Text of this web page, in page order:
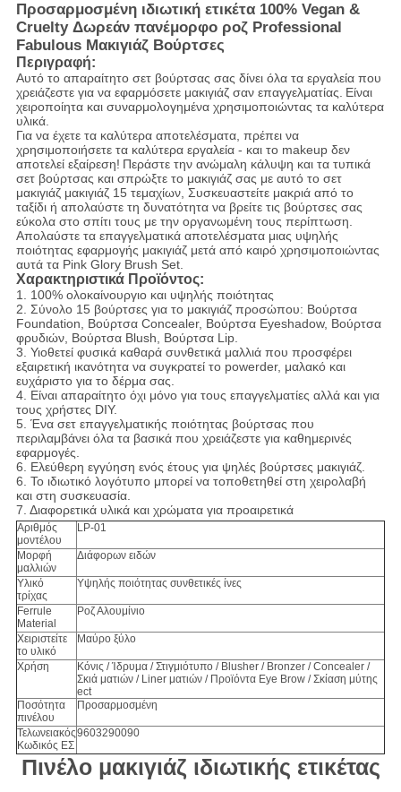
Προσαρμοσμένη ιδιωτική ετικέτα 100% Vegan &
Cruelty Δωρεάν πανέμορφο ροζ Professional
Fabulous Μακιγιάζ Βούρτσες
Περιγραφή:
Αυτό το απαραίτητο σετ βούρτσας σας δίνει όλα τα εργαλεία που
χρειάζεστε για να εφαρμόσετε μακιγιάζ σαν επαγγελματίας. Είναι
χειροποίητα και συναρμολογημένα χρησιμοποιώντας τα καλύτερα
υλικά.
Για να έχετε τα καλύτερα αποτελέσματα, πρέπει να
χρησιμοποιήσετε τα καλύτερα εργαλεία - και το makeup δεν
αποτελεί εξαίρεση! Περάστε την ανώμαλη κάλυψη και τα τυπικά
σετ βούρτσας και σπρώξτε το μακιγιάζ σας με αυτό το σετ
μακιγιάζ μακιγιάζ 15 τεμαχίων, Συσκευαστείτε μακριά από το
ταξίδι ή απολαύστε τη δυνατότητα να βρείτε τις βούρτσες σας
εύκολα στο σπίτι τους με την οργανωμένη τους περίπτωση.
Απολαύστε τα επαγγελματικά αποτελέσματα μιας υψηλής
ποιότητας εφαρμογής μακιγιάζ μετά από καιρό χρησιμοποιώντας
αυτά τα Pink Glory Brush Set.
Χαρακτηριστικά Προϊόντος:
1. 100% ολοκαίνουργιο και υψηλής ποιότητας
2. Σύνολο 15 βούρτσες για το μακιγιάζ προσώπου: Βούρτσα
Foundation, Βούρτσα Concealer, Βούρτσα Eyeshadow, Βούρτσα
φρυδιών, Βούρτσα Blush, Βούρτσα Lip.
3. Υιοθετεί φυσικά καθαρά συνθετικά μαλλιά που προσφέρει
εξαιρετική ικανότητα να συγκρατεί το powerder, μαλακό και
ευχάριστο για το δέρμα σας.
4. Είναι απαραίτητο όχι μόνο για τους επαγγελματίες αλλά και για
τους χρήστες DIY.
5. Ένα σετ επαγγελματικής ποιότητας βούρτσας που
περιλαμβάνει όλα τα βασικά που χρειάζεστε για καθημερινές
εφαρμογές.
6. Ελεύθερη εγγύηση ενός έτους για ψηλές βούρτσες μακιγιάζ.
6. Το ιδιωτικό λογότυπο μπορεί να τοποθετηθεί στη χειρολαβή
και στη συσκευασία.
7. Διαφορετικά υλικά και χρώματα για προαιρετικά
Αριθμός
μοντέλου
LP-01
Μορφή
μαλλιών
Διάφορων ειδών
Υλικό
τρίχας
Υψηλής ποιότητας συνθετικές ίνες
Ferrule
Material
Ροζ Αλουμίνιο
Χειριστείτε
το υλικό
Μαύρο ξύλο
Χρήση
Κόνις / Ίδρυμα / Στιγμιότυπο / Blusher / Bronzer / Concealer /
Σκιά ματιών / Liner ματιών / Προϊόντα Eye Brow / Σκίαση μύτης
ect
Ποσότητα
πινέλου
Προσαρμοσμένη
Τελωνειακός
Κωδικός ΕΣ
9603290090
Πινέλο μακιγιάζ ιδιωτικής ετικέτας